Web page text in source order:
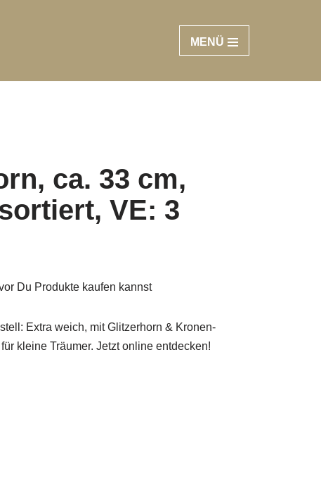
MENÜ
ca. 33 cm,
VE: 3
Du Produkte kaufen kannst
Extra weich, mit Glitzerhorn & Kronen-
kleine Träumer. Jetzt online entdecken!